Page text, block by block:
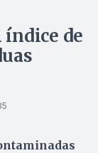
índice de